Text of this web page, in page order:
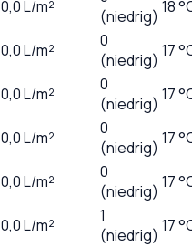
0,0L/m²
(niedrig) 18
0,0L/m²
0
(niedrig) 17
0,0L/m²
0
(niedrig) 17
0,0L/m²
0
(niedrig) 17
0,0L/m²
0
(niedrig) 17
0,0L/m²
1
(niedrig) 17